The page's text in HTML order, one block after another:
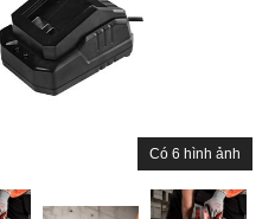
Có 6 hình ảnh